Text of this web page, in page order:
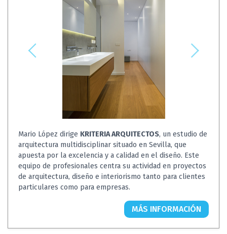
Mario López dirige KRITERIA ARQUITECTOS, un estudio de
arquitectura multidisciplinar situado en Sevilla, que
apuesta por la excelencia y a calidad en el diseño. Este
equipo de profesionales centra su actividad en proyectos
de arquitectura, diseño e interiorismo tanto para clientes
particulares como para empresas.
MÁS INFORMACIÓN